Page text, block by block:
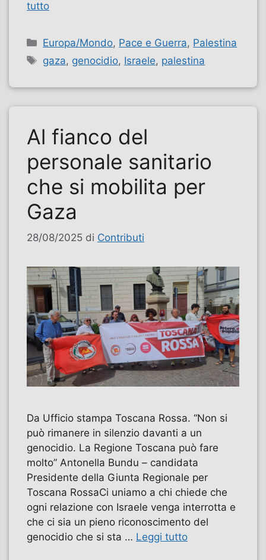
tutto
Categorie
Europa/Mondo, Pace e Guerra, Palestina
Tag
gaza, genocidio, Israele, palestina
Al fianco del
personale sanitario
che si mobilita per
Gaza
28/08/2025 di Contributi
Da Ufficio stampa Toscana Rossa. “Non si
può rimanere in silenzio davanti a un
genocidio. La Regione Toscana può fare
molto” Antonella Bundu – candidata
Presidente della Giunta Regionale per
Toscana Rossa​Ci uniamo a chi chiede che
ogni relazione con Israele venga interrotta e
che ci sia un pieno riconoscimento del
genocidio che si sta … Leggi tutto